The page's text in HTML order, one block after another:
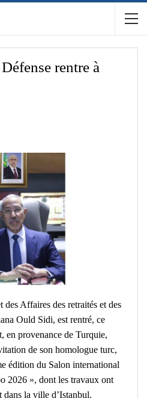
rentre à
Affaires des retraités et des
Ould Sidi, est rentré, ce
en provenance de Turquie,
de son homologue turc,
édition du Salon international
2026 », dont les travaux ont
dans la ville d’Istanbul.